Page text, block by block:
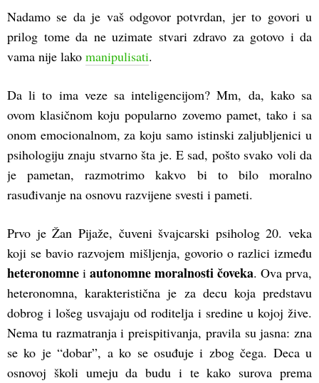
Nadamo se da je vaš odgovor potvrdan, jer to govori u
prilog tome da ne uzimate stvari zdravo za gotovo i da
vama nije lako manipulisati.
Da li to ima veze sa inteligencijom? Mm, da, kako sa
ovom klasičnom koju popularno zovemo pamet, tako i sa
onom emocionalnom, za koju samo istinski zaljubljenici u
psihologiju znaju stvarno šta je. E sad, pošto svako voli da
je pametan, razmotrimo kakvo bi to bilo moralno
rasuđivanje na osnovu razvijene svesti i pameti.
Prvo je Žan Pijaže, čuveni švajcarski psiholog 20. veka
koji se bavio razvojem mišljenja, govorio o razlici između
heteronomne i autonomne moralnosti čoveka. Ova prva,
heteronomna, karakteristična je za decu koja predstavu
dobrog i lošeg usvajaju od roditelja i sredine u kojoj žive.
Nema tu razmatranja i preispitivanja, pravila su jasna: zna
se ko je “dobar”, a ko se osuđuje i zbog čega. Deca u
osnovoj školi umeju da budu i te kako surova prema